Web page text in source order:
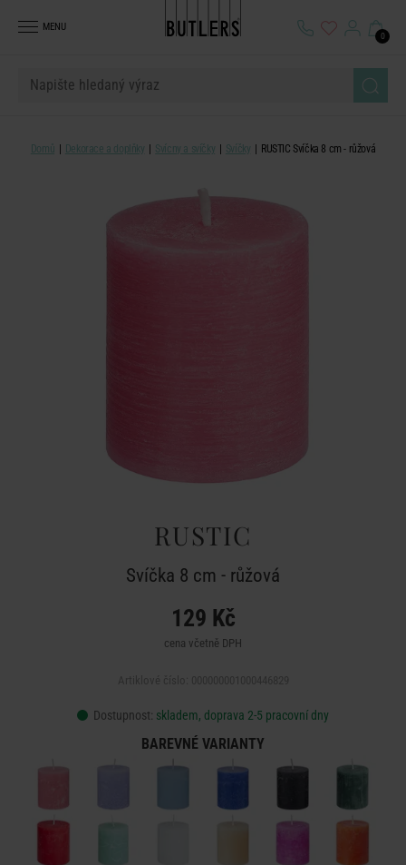
MENU
0
Domů Dekorace a doplňky Svícny a svíčky Svíčky RUSTIC Svíčka 8 cm - růžová
RUSTIC
Svíčka 8 cm - růžová
129 Kč
cena včetně DPH
Dostupnost: skladem, doprava 2-5 pracovní dny
BAREVNÉ VARIANTY